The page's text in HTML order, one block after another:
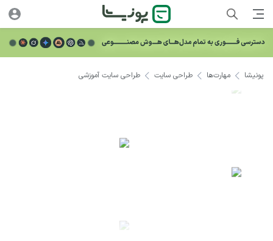
پونیشا مهارت‌ها طراحی سایت طراحی سایت آموزشی